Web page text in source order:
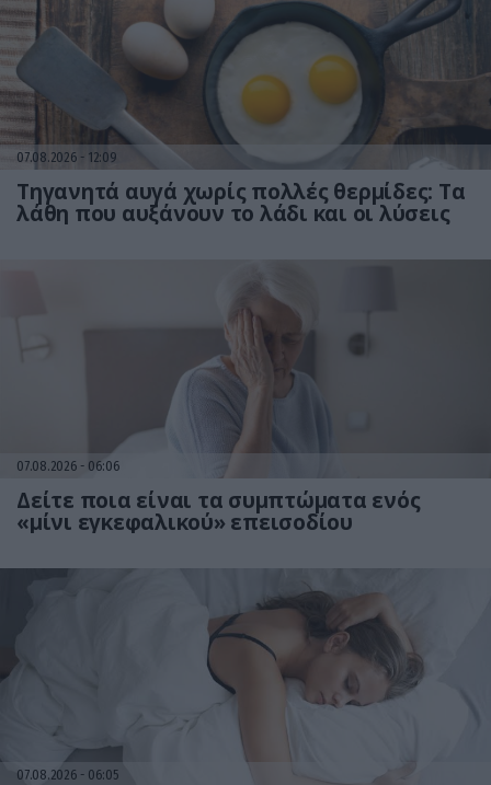
07.08.2026 12:09
Τηγανητά αυγά χωρίς πολλές θερμίδες: Τα
λάθη που αυξάνουν το λάδι και οι λύσεις
07.08.2026 06:06
Δείτε ποια είναι τα συμπτώματα ενός
«μίνι εγκεφαλικού» επεισοδίου
07.08.2026 06:05